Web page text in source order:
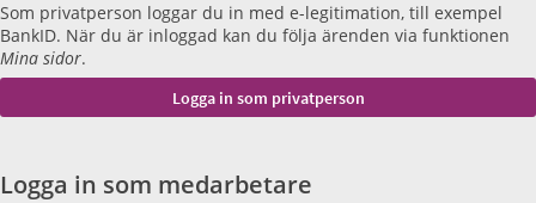
Som privatperson loggar du in med e-legitimation, till exempel
BankID. När du är inloggad kan du följa ärenden via funktionen
Mina sidor.
Logga in som medarbetare